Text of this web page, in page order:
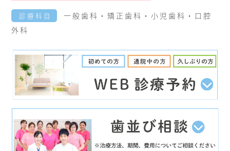
診療科目
一般歯科・矯正歯科・小児歯科・口腔
外科